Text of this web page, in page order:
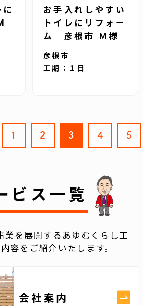
お手入れしやすい
トイレにリフォー
ム｜彦根市 Ｍ様
彦根市
工期：１日
1 2 3 4 5
ビス一覧
業を展開するあゆむくらし工
容をご紹介いたします。
会社案内